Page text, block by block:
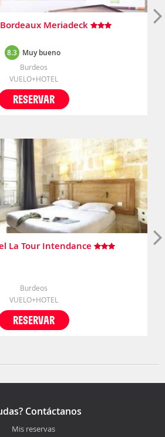
Meriadeck
8.3 Muy bueno
Burdeos
VUELO+HOTEL
RESERVAR
La Tour Intendance
Burdeos
VUELO+HOTEL
RESERVAR
Contáctanos
Mis reservas